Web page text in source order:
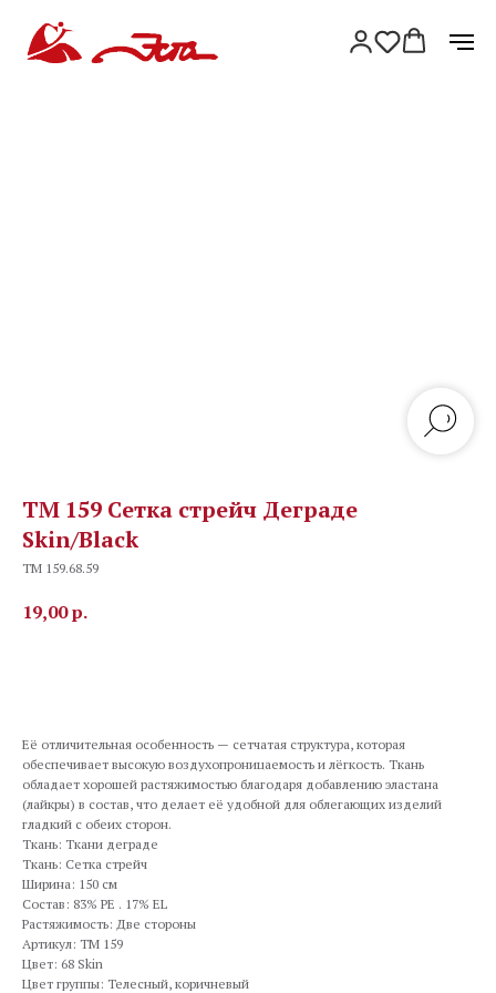
TM 159 Сетка стрейч Деграде
Skin/Black
TM 159.68.59
19,00р.
Её отличительная особенность — сетчатая структура, которая
обеспечивает высокую воздухопроницаемость и лёгкость. Ткань
обладает хорошей растяжимостью благодаря добавлению эластана
(лайкры) в состав, что делает её удобной для облегающих изделий
гладкий с обеих сторон.
Ткань: Ткани деграде
Ткань: Сетка стрейч
Ширина: 150 см
Состав: 83% PE . 17% EL
Растяжимость: Две стороны
Артикул: TM 159
Цвет: 68 Skin
Цвет группы: Телесный, коричневый